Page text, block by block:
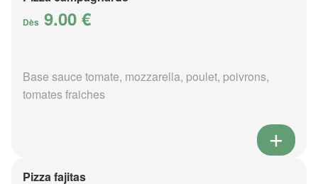
Dès 9.00 €
Base sauce tomate, mozzarella, poulet, poivrons,
tomates fraiches
Pizza fajitas